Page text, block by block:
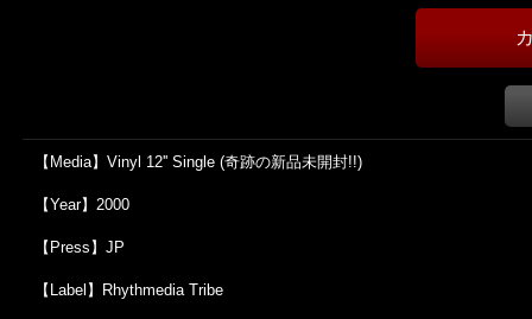
【Media】Vinyl 12'' Single (奇跡の新品未開封!!)
【Year】2000
【Press】JP
【Label】Rhythmedia Tribe